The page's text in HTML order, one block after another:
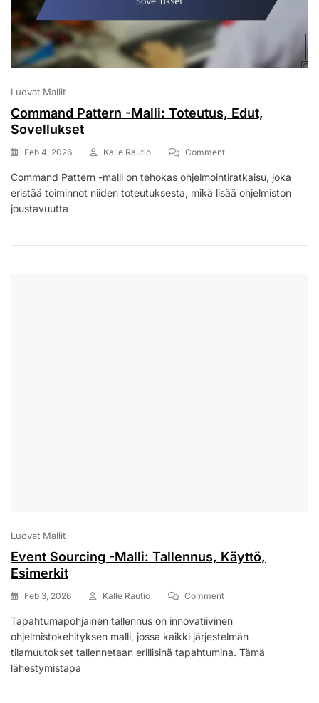
Luovat Mallit
Command Pattern -Malli: Toteutus, Edut,
Sovellukset
Feb 4, 2026 Kalle Rautio CommentOn
Pattern
-
Sovellukset
Command Pattern -malli on tehokas ohjelmointiratkaisu, joka
eristää toiminnot niiden toteutuksesta, mikä lisää ohjelmiston
joustavuutta
Luovat Mallit
Event Sourcing -Malli: Tallennus, Käyttö,
Esimerkit
Feb 3, 2026 Kalle Rautio CommentOn
Sourcing
-
Malli:
Tapahtumapohjainen tallennus on innovatiivinen
ohjelmistokehityksen malli, jossa kaikki järjestelmän
tilamuutokset tallennetaan erillisinä tapahtumina. Tämä
lähestymistapa